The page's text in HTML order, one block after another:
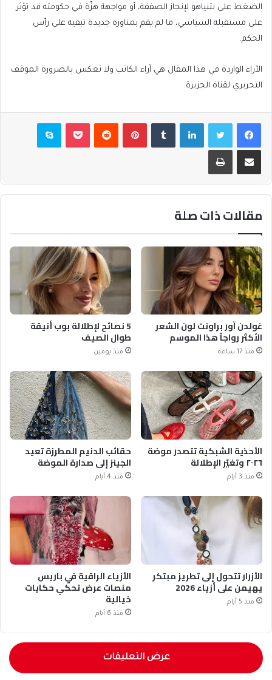
الضغط على نتنياهو لإنجاز الصفقة، أو مواجهة هزّة في حكومته قد تؤثر
على مستقبله السياسي، ما لم يقم بمناورة جديدة تبقيه على رأس
الحكم.
الآراء الواردة في هذا المقال هي آراء الكاتب ولا تعكس بالضرورة الموقف
التحريري لقناة الجزيرة.
فيسبوكتويتر لينكدإن بينتيريست بوكيت سكايب
مشاركة عبر البريد طباعة
مقالات ذات صلة
غولدن آور براونت لون الشعر
الأكثر رواجاً هذا الموسم
منذ 17 ساعة
5 نصائح لإطلالة بوب أنيقة
طوال الصيف
منذ يومين
الأحذية الشبكية تتصدر موضة
٢٠٢٦ وتغيّر الإطلالة
منذ 3 أيام
حقائب الدنيم المطرزة تعيد
الجينز إلى صدارة الموضة
منذ 4 أيام
الأزرار تتحول إلى تطريز مبتكر
يهيمن على أزياء 2026
منذ 5 أيام
الأزياء الراقية في باريس
منصات عرض تحكي حكايات
خيالية
منذ 6 أيام
عرض التعليقات